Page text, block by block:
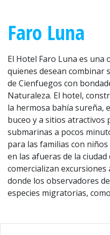
Faro Luna
El Hotel Faro Luna es una
quienes desean combinar
de Cienfuegos con
Naturaleza. El hotel,
la hermosa bahía sureña,
buceo y a sitios atractivos
submarinas a pocos
para las familias con
en las afueras de la
comercializan excursiones
donde los observadores
especies migratorias,